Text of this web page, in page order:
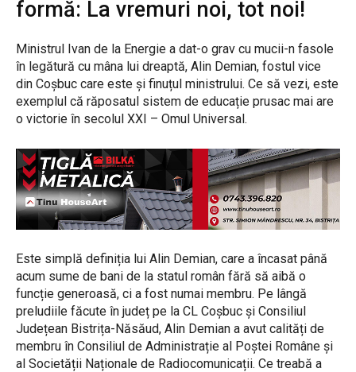
formă: La vremuri noi, tot noi!
Ministrul Ivan de la Energie a dat-o grav cu mucii-n fasole
în legătură cu mâna lui dreaptă, Alin Demian, fostul vice
din Coșbuc care este și finuțul ministrului. Ce să vezi, este
exemplul că răposatul sistem de educație prusac mai are
o victorie în secolul XXI – Omul Universal.
Este simplă definiția lui Alin Demian, care a încasat până
acum sume de bani de la statul român fără să aibă o
funcție generoasă, ci a fost numai membru. Pe lângă
preludiile făcute în județ pe la CL Coșbuc și Consiliul
Județean Bistrița-Năsăud, Alin Demian a avut calități de
membru în Consiliul de Administrație al Poștei Române și
al Societății Naționale de Radiocomunicații. Ce treabă a